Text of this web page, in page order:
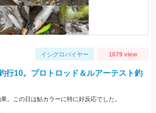
イシグロバイヤー 1679 view
行10。プロトロッド＆ルアーテスト釣
。この日は鮎カラーに特に好反応でした。